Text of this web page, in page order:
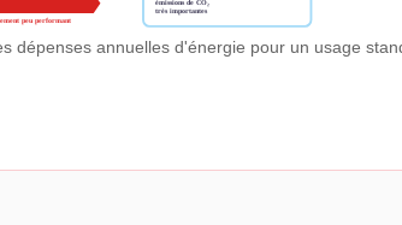
dépenses annuelles d'énergie pour un usage